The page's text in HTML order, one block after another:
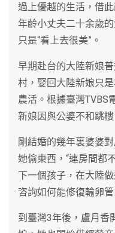
過上優越的生活，借
年齡小丈夫二十余歲
只是“看上去很美”。
早期赴台的大陸新娘
村，娶回大陸新娘只
農活。根據臺灣TVBS
新娘因與公婆不和跳
剛結婚的幾年裏婆婆
她偷東西，“連房間都
下一個孩子，在大陸
咨詢如何能修復輸卵管
到臺灣3年後，盧月香